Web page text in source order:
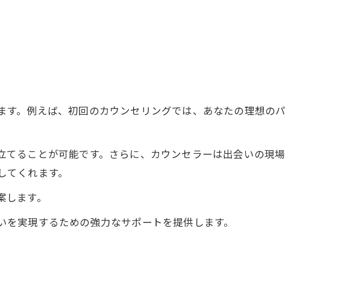
。例えば、初回のカウンセリングでは、あなたの理想のパ
ることが可能です。さらに、カウンセラーは出会いの現場
くれます。
ます。
実現するための強力なサポートを提供します。